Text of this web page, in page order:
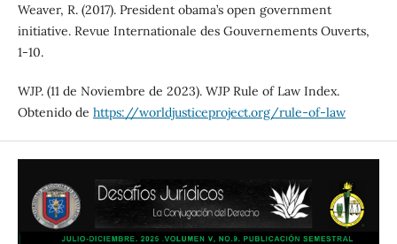
Weaver, R. (2017). President obama’s open government
initiative. Revue Internationale des Gouvernements Ouverts,
1-10.
WJP. (11 de Noviembre de 2023). WJP Rule of Law Index.
Obtenido de https://worldjusticeproject.org/rule-of-law